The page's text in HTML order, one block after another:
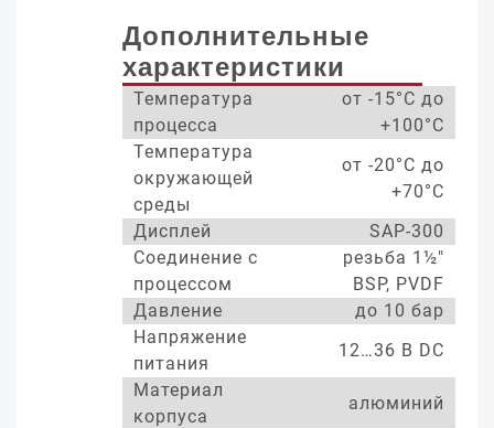
Дополнительные
характеристики
Температура
процесса
от -15°С до
+100°С
Температура
окружающей
среды
от -20°С до
+70°С
Дисплей
SAP-300
Соединение с
процессом
резьба 1½"
BSP, PVDF
Давление
до 10 бар
Напряжение
питания
12…36 В DC
Материал
корпуса
алюминий